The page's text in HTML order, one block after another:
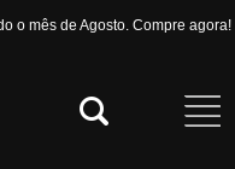
o mês de Agosto. Compre agora!